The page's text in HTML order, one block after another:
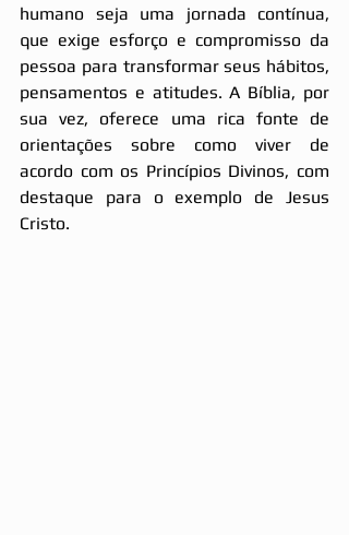
humano seja uma jornada contínua,
que exige esforço e compromisso da
pessoa para transformar seus hábitos,
pensamentos e atitudes. A Bíblia, por
sua vez, oferece uma rica fonte de
orientações sobre como viver de
acordo com os Princípios Divinos, com
destaque para o exemplo de Jesus
Cristo.